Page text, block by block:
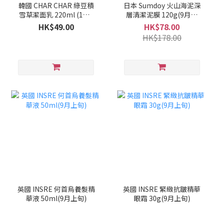
韓國 CHAR CHAR 綠豆積
雪草潔面乳 220ml (1套2
支)(10月上旬)
HK$49.00
日本 Sumdoy 火山海泥深
層清潔泥膜 120g(9月上
旬)
HK$78.00
HK$178.00
英國 INSRE 何首烏養髮精
華液 50ml(9月上旬)
英國 INSRE 緊緻抗皺精華
眼霜 30g(9月上旬)